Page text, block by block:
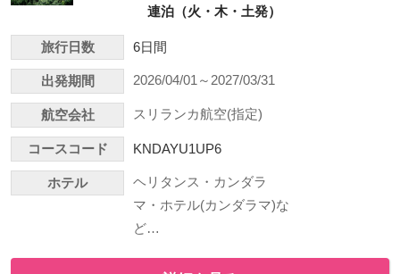
連泊（火・木・土発）
旅行日数 6日間
出発期間 2026/04/01～2027/03/31
航空会社 スリランカ航空(指定)
コースコード KNDAYU1UP6
ホテル
ヘリタンス・カンダラ
マ・ホテル(カンダラマ)な
ど…